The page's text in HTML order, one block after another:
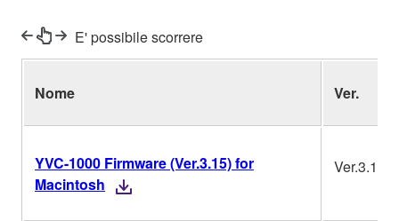
E' possibile scorrere
Nome Ver.
YVC-1000 Firmware (Ver.3.15) for
Macintosh
Ver.3.15